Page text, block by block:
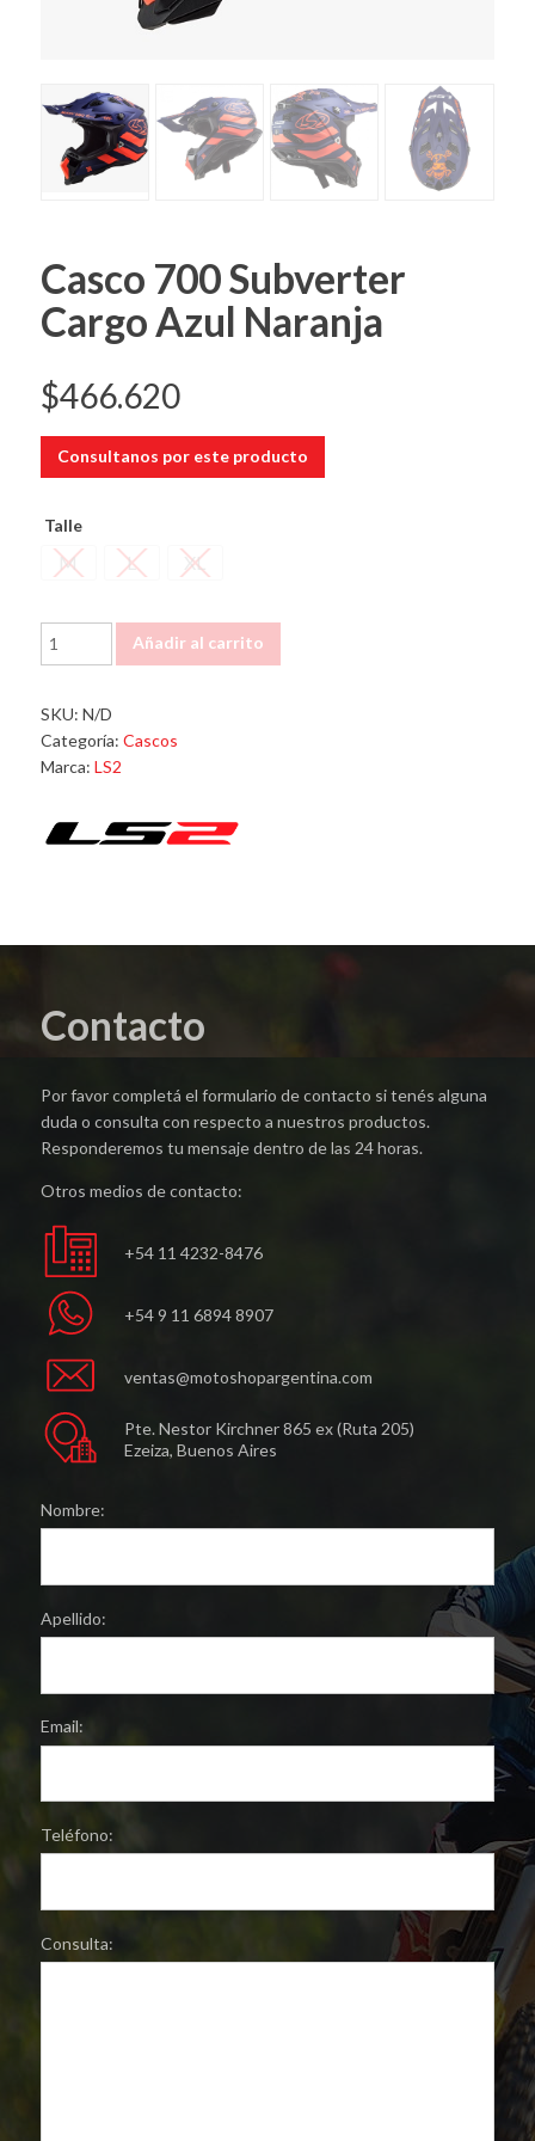
Casco 700 Subverter
Cargo Azul Naranja
$466.620
Consultanos por este producto
Talle
M L XL
Casco
700
Cargo
Azul
Naranja
Añadir al carrito
SKU: N/D
Categoría: Cascos
Marca: LS2
Contacto
Por favor completá el formulario de contacto si tenés alguna
duda o consulta con respecto a nuestros productos.
Responderemos tu mensaje dentro de las 24 horas.
Otros medios de contacto:
+54 11 4232-8476
+54 9 11 6894 8907
ventas@motoshopargentina.com
Pte. Nestor Kirchner 865 ex (Ruta 205)
Ezeiza, Buenos Aires
Nombre:
Apellido:
Email:
Teléfono:
Consulta: